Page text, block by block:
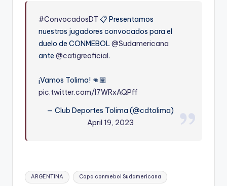
#ConvocadosDT 📋 Presentamos
nuestros jugadores convocados para el
duelo de CONMEBOL@Sudamericana
ante@catigreoficial.
¡Vamos Tolima! 👊🏽
pic.twitter.com/I7WRxAQPff
— Club Deportes Tolima (@cdtolima)
April 19, 2023
Etiquetas:
ARGENTINA Copa conmebol Sudamericana